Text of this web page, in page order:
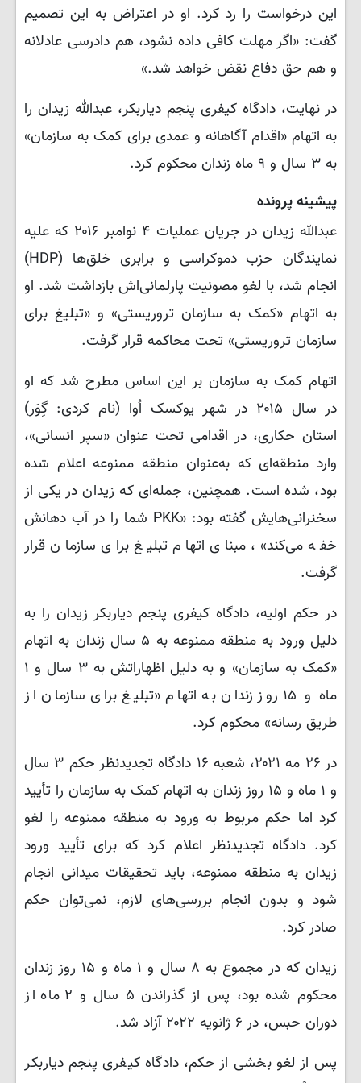
این درخواست را رد کرد. او در اعتراض به این تصمیم
گفت: «اگر مهلت کافی داده نشود، هم دادرسی عادلانه
و هم حق دفاع نقض خواهد شد.»
در نهایت، دادگاه کیفری پنجم دیاربکر، عبدالله زیدان را
به اتهام «اقدام آگاهانه و عمدی برای کمک به سازمان»
به ۳ سال و ۹ ماه زندان محکوم کرد.
پیشینه پرونده
عبدالله زیدان در جریان عملیات ۴ نوامبر ۲۰۱۶ که علیه
نمایندگان حزب دموکراسی و برابری خلق‌ها (HDP)
انجام شد، با لغو مصونیت پارلمانی‌اش بازداشت شد. او
به اتهام «کمک به سازمان تروریستی» و «تبلیغ برای
سازمان تروریستی» تحت محاکمه قرار گرفت.
اتهام کمک به سازمان بر این اساس مطرح شد که او
در سال ۲۰۱۵ در شهر یوکسک اُوا (نام کردی: گِوَر)
استان حکاری، در اقدامی تحت عنوان «سپر انسانی»،
وارد منطقه‌ای که به‌عنوان منطقه ممنوعه اعلام شده
بود، شده است. همچنین، جمله‌ای که زیدان در یکی از
سخنرانی‌هایش گفته بود: «PKK شما را در آب دهانش
خفه می‌کند»، مبنای اتهام تبلیغ برای سازمان قرار
گرفت.
در حکم اولیه، دادگاه کیفری پنجم دیاربکر زیدان را به
دلیل ورود به منطقه ممنوعه به ۵ سال زندان به اتهام
«کمک به سازمان» و به دلیل اظهاراتش به ۳ سال و ۱
ماه و ۱۵ روز زندان به اتهام «تبلیغ برای سازمان از
طریق رسانه» محکوم کرد.
در ۲۶ مه ۲۰۲۱، شعبه ۱۶ دادگاه تجدیدنظر حکم ۳ سال
و ۱ ماه و ۱۵ روز زندان به اتهام کمک به سازمان را تأیید
کرد اما حکم مربوط به ورود به منطقه ممنوعه را لغو
کرد. دادگاه تجدیدنظر اعلام کرد که برای تأیید ورود
زیدان به منطقه ممنوعه، باید تحقیقات میدانی انجام
شود و بدون انجام بررسی‌های لازم، نمی‌توان حکم
صادر کرد.
زیدان که در مجموع به ۸ سال و ۱ ماه و ۱۵ روز زندان
محکوم شده بود، پس از گذراندن ۵ سال و ۲ ماه از
دوران حبس، در ۶ ژانویه ۲۰۲۲ آزاد شد.
پس از لغو بخشی از حکم، دادگاه کیفری پنجم دیاربکر